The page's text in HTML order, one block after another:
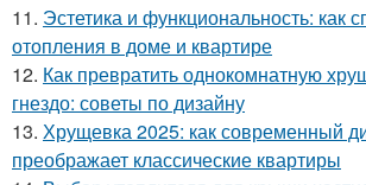
11. Эстетика и функциональность: как
отопления в доме и квартире
12. Как превратить однокомнатную
гнездо: советы по дизайну
13. Хрущевка 2025: как современный
преображает классические квартиры